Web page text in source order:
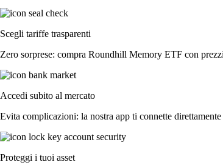
Scegli tariffe trasparenti
Zero sorprese: compra Roundhill Memory ETF con
Accedi subito al mercato
Evita complicazioni: la nostra app ti connette
Proteggi i tuoi asset